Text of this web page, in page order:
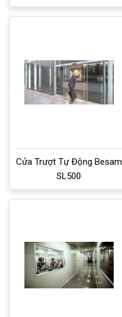
Cửa Trượt Tự Động Besam
SL500